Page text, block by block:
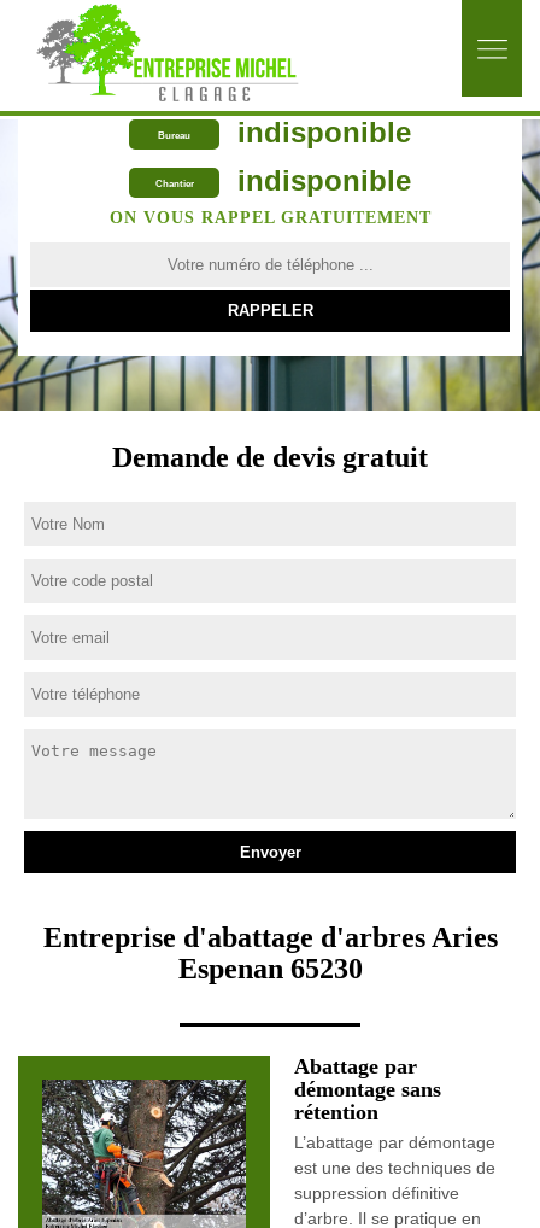
Bureau indisponible
Chantier indisponible
ON VOUS RAPPEL GRATUITEMENT
Demande de devis gratuit
Entreprise d'abattage d'arbres Aries
Espenan 65230
Abattage par
démontage sans
rétention
L’abattage par démontage
est une des techniques de
suppression définitive
d’arbre. Il se pratique en